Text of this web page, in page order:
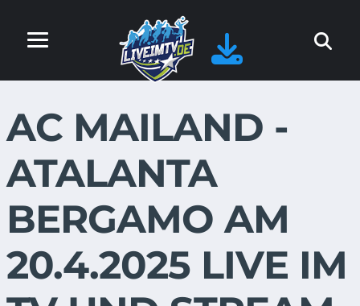
AC MAILAND -
ATALANTA
BERGAMO AM
20.4.2025 LIVE IM